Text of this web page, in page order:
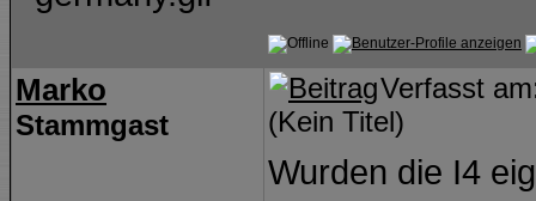
Marko
Stammgast
Verfasst
(Kein Titel)
Wurden die I4